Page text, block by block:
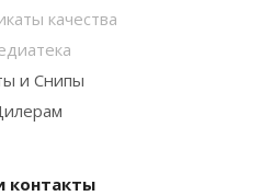
качества
и Снипы
контакты